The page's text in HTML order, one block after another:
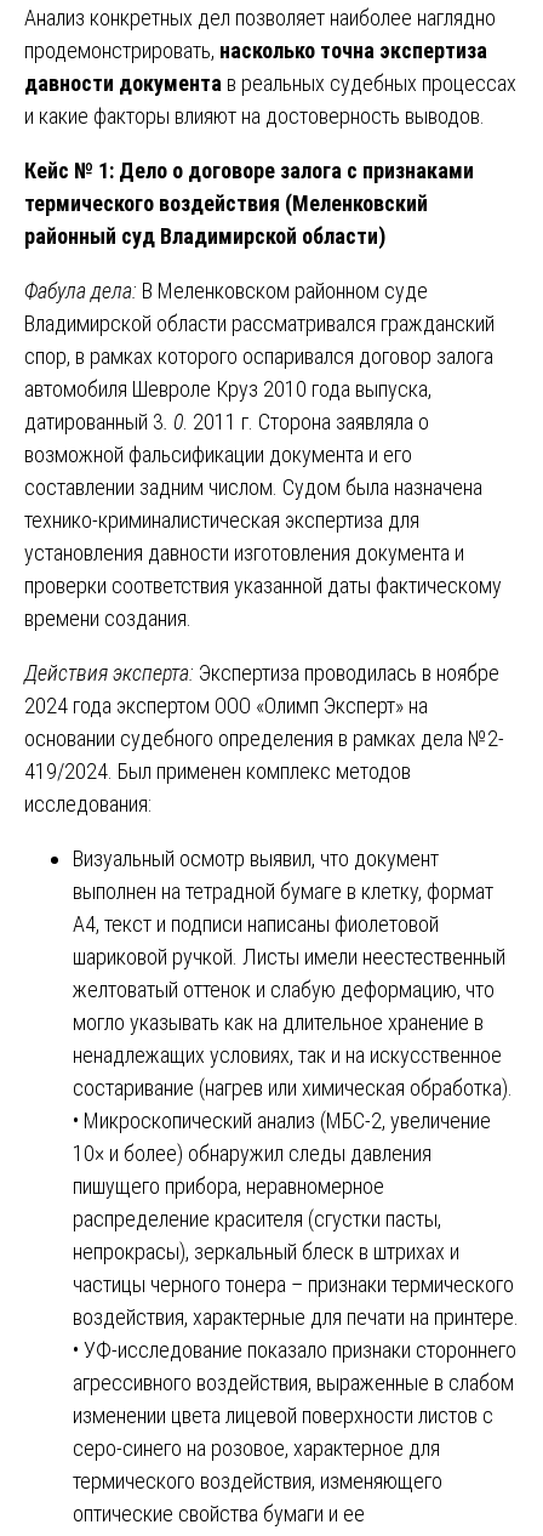
Анализ конкретных дел позволяет наиболее наглядно
продемонстрировать, насколько точна экспертиза
давности документа в реальных судебных процессах
и какие факторы влияют на достоверность выводов.
Кейс № 1: Дело о договоре залога с признаками
термического воздействия (Меленковский
районный суд Владимирской области)
Фабула дела: В Меленковском районном суде
Владимирской области рассматривался гражданский
спор, в рамках которого оспаривался договор залога
автомобиля Шевроле Круз 2010 года выпуска,
датированный 3 . 0 . 2011 г. Сторона заявляла о
возможной фальсификации документа и его
составлении задним числом. Судом была назначена
технико-криминалистическая экспертиза для
установления давности изготовления документа и
проверки соответствия указанной даты фактическому
времени создания.
Действия эксперта: Экспертиза проводилась в ноябре
2024 года экспертом ООО «Олимп Эксперт» на
основании судебного определения в рамках дела №2-
419/2024. Был применен комплекс методов
исследования:
Визуальный осмотр выявил, что документ
выполнен на тетрадной бумаге в клетку, формат
А4, текст и подписи написаны фиолетовой
шариковой ручкой. Листы имели неестественный
желтоватый оттенок и слабую деформацию, что
могло указывать как на длительное хранение в
ненадлежащих условиях, так и на искусственное
состаривание (нагрев или химическая обработка).
• Микроскопический анализ (МБС-2, увеличение
10× и более) обнаружил следы давления
пишущего прибора, неравномерное
распределение красителя (сгустки пасты,
непрокрасы), зеркальный блеск в штрихах и
частицы черного тонера – признаки термического
воздействия, характерные для печати на принтере.
• УФ-исследование показало признаки стороннего
агрессивного воздействия, выраженные в слабом
изменении цвета лицевой поверхности листов с
серо-синего на розовое, характерное для
термического воздействия, изменяющего
оптические свойства бумаги и ее